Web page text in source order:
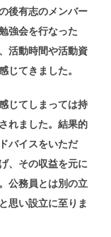
後有志のメンバー
強会を行なった
活動時間や活動資
じてきました。
じてしまっては持
れました。結果的
バイスをいただ
、その収益を元に
公務員とは別の立
思い設立に至りま